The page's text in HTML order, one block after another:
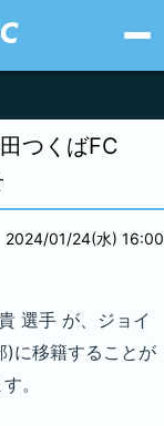
つくばFC
2024/01/24(水) 16:00
選手 が、ジョイ
)に移籍することが
。